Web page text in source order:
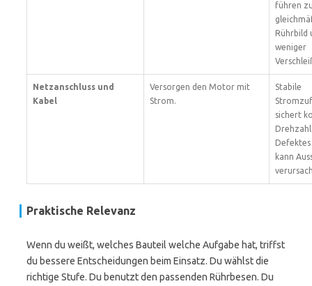
führen
Rührbild
weniger
Netzanschluss und
Kabel
Versorgen den Motor mit
Strom.
Stabile
sichert
Defektes
kann
Praktische Relevanz
Wenn du weißt, welches Bauteil welche Aufgabe hat, triffst
du bessere Entscheidungen beim Einsatz. Du wählst die
richtige Stufe. Du benutzt den passenden Rührbesen. Du